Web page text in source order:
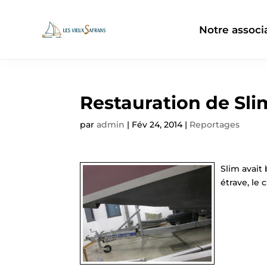
Notre
Restauration de
paradmin | Fév 24, 2014| Reportages
Slim avait
étrave, le